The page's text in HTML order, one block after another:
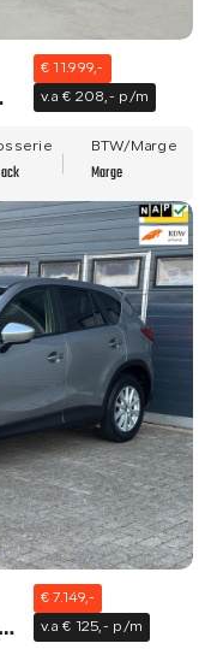
€ 11.999,-
v.a € 208,- p/m
BTW/Marge
Marge
€ 7.149,-
v.a € 125,- p/m